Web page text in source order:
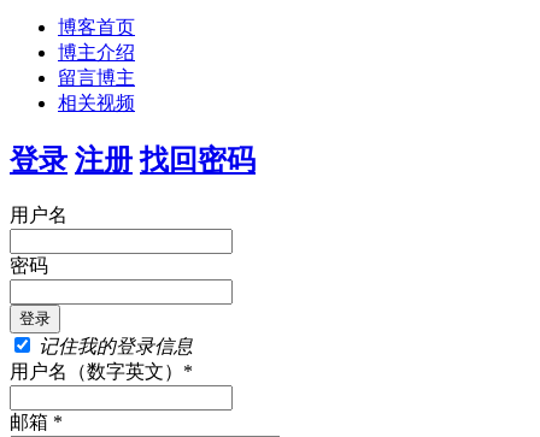
博客首页
博主介绍
留言博主
相关视频
登录 注册 找回密码
用户名
密码
记住我的登录信息
用户名（数字英文）*
邮箱 *